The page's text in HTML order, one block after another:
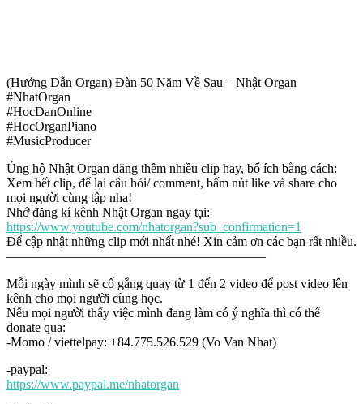
(Hướng Dẫn Organ) Đàn 50 Năm Về Sau – Nhật Organ
#NhatOrgan
#HocDanOnline
#HocOrganPiano
#MusicProducer
Ủng hộ Nhật Organ đăng thêm nhiều clip hay, bổ ích bằng cách:
Xem hết clip, để lại câu hỏi/ comment, bấm nút like và share cho
mọi người cùng tập nha!
Nhớ đăng kí kênh Nhật Organ ngay tại:
https://www.youtube.com/nhatorgan?sub_confirmation=1
Để cập nhật những clip mới nhất nhé! Xin cảm ơn các bạn rất nhiều.
————————————————————
Mỗi ngày mình sẽ cố gắng quay từ 1 đến 2 video để post video lên
kênh cho mọi người cùng học.
Nếu mọi người thấy việc mình đang làm có ý nghĩa thì có thể
donate qua:
-Momo / viettelpay: +84.775.526.529 (Vo Van Nhat)
-paypal:
https://www.paypal.me/nhatorgan